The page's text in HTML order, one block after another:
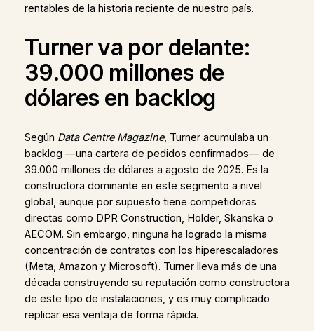
rentables de la historia reciente de nuestro país.
Turner va por delante:
39.000 millones de
dólares en backlog
Según Data Centre Magazine, Turner acumulaba un
backlog —una cartera de pedidos confirmados— de
39.000 millones de dólares a agosto de 2025. Es la
constructora dominante en este segmento a nivel
global, aunque por supuesto tiene competidoras
directas como DPR Construction, Holder, Skanska o
AECOM. Sin embargo, ninguna ha logrado la misma
concentración de contratos con los hiperescaladores
(Meta, Amazon y Microsoft). Turner lleva más de una
década construyendo su reputación como constructora
de este tipo de instalaciones, y es muy complicado
replicar esa ventaja de forma rápida.